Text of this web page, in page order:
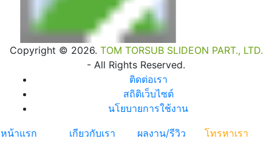
Copyright © 2026. TOM TORSUB SLIDEON PART., LTD.
- All Rights Reserved.
ติดต่อเรา
สถิติเว็บไซต์
นโยบายการใช้งาน
หน้าแรก เกียวกับเรา ผลงาน/รีวิว โทรหาเรา